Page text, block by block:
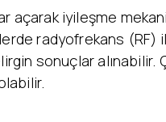
açarak iyileşme
radyofrekans (RF)
sonuçlar